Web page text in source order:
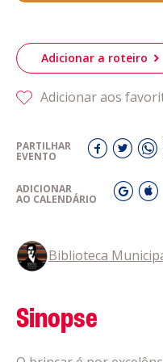
Adicionar a roteiro
Adicionar aos
PARTILHAR
EVENTO
ADICIONAR
AO CALENDÁRIO
Biblioteca
Sinopse